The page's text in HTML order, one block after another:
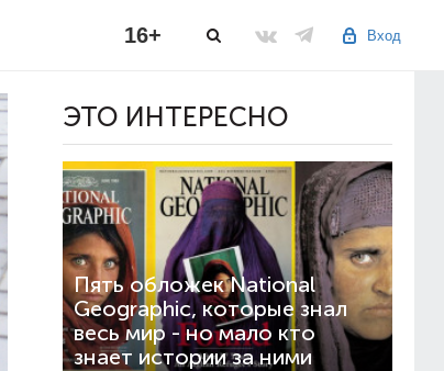
Вход
16+
ЭТО ИНТЕРЕСНО
Пять обложек National
Geographic, которые знал
весь мир - но мало кто
знает истории за ними